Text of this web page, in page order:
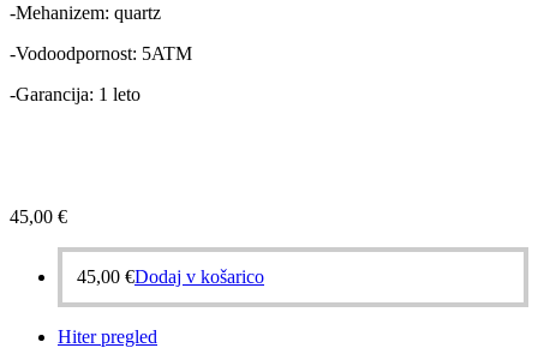
-Mehanizem: quartz
-Vodoodpornost: 5ATM
-Garancija: 1 leto
45,00 €
45,00 €Dodaj v košarico
Hiter pregled